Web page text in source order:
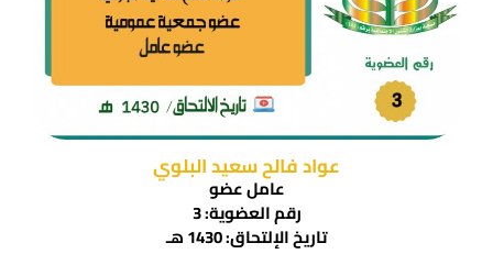
عواد فالح سعيد البلوي
عامل عضو
رقم العضوية: 3
تاريخ الإلتحاق: 1430 هـ